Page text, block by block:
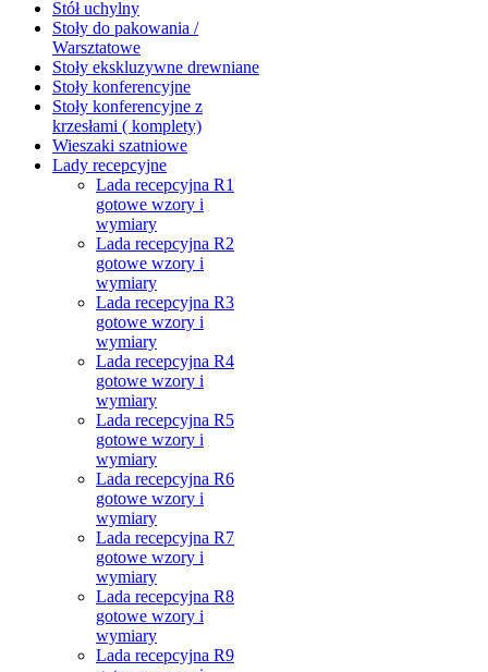
Stół uchylny
Stoły do pakowania /
Warsztatowe
Stoły ekskluzywne drewniane
Stoły konferencyjne
Stoły konferencyjne z
krzesłami ( komplety)
Wieszaki szatniowe
Lady recepcyjne
Lada recepcyjna R1
gotowe wzory i
wymiary
Lada recepcyjna R2
gotowe wzory i
wymiary
Lada recepcyjna R3
gotowe wzory i
wymiary
Lada recepcyjna R4
gotowe wzory i
wymiary
Lada recepcyjna R5
gotowe wzory i
wymiary
Lada recepcyjna R6
gotowe wzory i
wymiary
Lada recepcyjna R7
gotowe wzory i
wymiary
Lada recepcyjna R8
gotowe wzory i
wymiary
Lada recepcyjna R9